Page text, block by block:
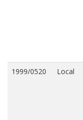
1999/0520 Local